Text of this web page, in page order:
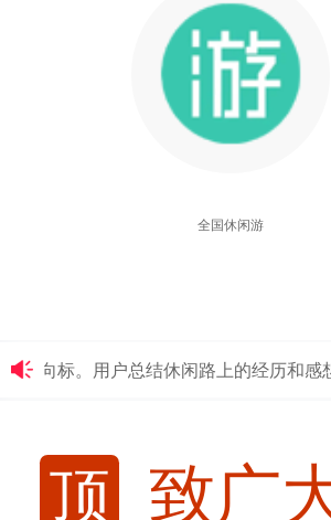
全国休闲游
用户总结休闲路上的经历和感想，
致广